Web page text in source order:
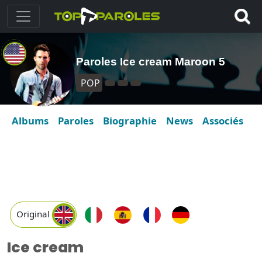
Paroles Ice cream Maroon 5
POP
Albums Paroles Biographie News Associés
Original
Ice cream